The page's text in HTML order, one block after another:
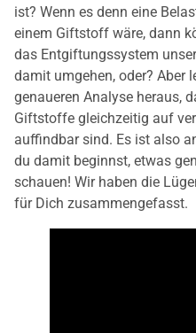
ist? Wenn es denn eine
einem Giftstoff wäre, dann
das Entgiftungssystem
damit umgehen, oder? Aber
genaueren Analyse heraus,
Giftstoffe gleichzeitig auf
auffindbar sind. Es ist also
du damit beginnst, etwas
schauen! Wir haben die
für Dich zusammengefasst.